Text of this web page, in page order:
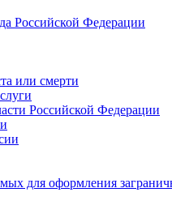
Российской Федерации
или смерти
Российской Федерации
для оформления